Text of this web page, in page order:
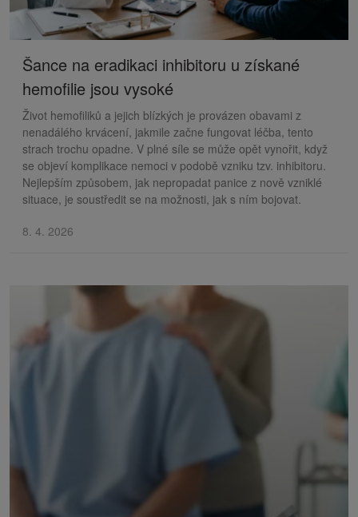
Šance na eradikaci inhibitoru u získané
hemofilie jsou vysoké
Život hemofiliků a jejich blízkých je provázen obavami z
nenadálého krvácení, jakmile začne fungovat léčba, tento
strach trochu opadne. V plné síle se může opět vynořit, když
se objeví komplikace nemoci v podobě vzniku tzv. inhibitoru.
Nejlepším způsobem, jak nepropadat panice z nově vzniklé
situace, je soustředit se na možnosti, jak s ním bojovat.
8. 4. 2026